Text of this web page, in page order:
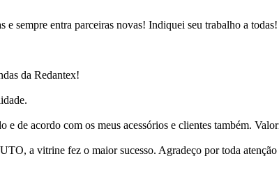
sempre entra parceiras novas! Indiquei seu trabalho a todas!
da Redantex!
de acordo com os meus acessórios e clientes também.
a vitrine fez o maior sucesso. Agradeço por toda